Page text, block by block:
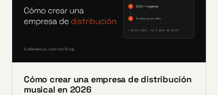
Cómo crear una empresa de distribución
musical en 2026